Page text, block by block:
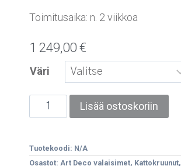
Toimitusaika: n. 2 viikkoa
1 249,00€
Väri
Lisää ostoskoriin
Tuotekoodi: N/A
Osastot: Art Deco valaisimet, Kattokruunut,